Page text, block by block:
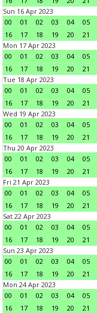
Sun 16 Apr 2023
00
01 02 03 04 05
16
17 18 19 20 21
Mon 17 Apr 2023
00
01 02 03 04 05
16
17 18 19 20 21
Tue 18 Apr 2023
00
01 02 03 04 05
16
17 18 19 20 21
Wed 19 Apr 2023
00
01 02 03 04 05
16
17 18 19 20 21
Thu 20 Apr 2023
00
01 02 03 04 05
16
17 18 19 20 21
Fri 21 Apr 2023
00
01 02 03 04 05
16
17 18 19 20 21
Sat 22 Apr 2023
00
01 02 03 04 05
16
17 18 19 20 21
Sun 23 Apr 2023
00
01 02 03 04 05
16
17 18 19 20 21
Mon 24 Apr 2023
00
01 02 03 04 05
16
17 18 19 20 21